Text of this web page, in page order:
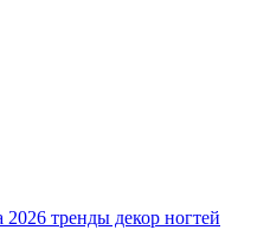
тренды декор ногтей